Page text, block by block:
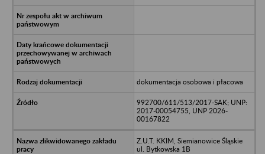
dokumentacja osobowa i płacowa
992700/611/513/2017-SAK; UNP:
2017-00054755, UNP 2026-
00167822
Z.U.T. KKIM, Siemianowice Śląskie
ul. Bytkowska 1B